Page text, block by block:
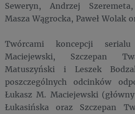
Seweryn, Andrzej
Masza Wągrocka, Paweł Wolak
Twórcami koncepcji
Maciejewski, Szczepan
Matuszyński i Leszek
poszczególnych odcinków
Łukasz M. Maciejewski
Łukasińska oraz Szczepan